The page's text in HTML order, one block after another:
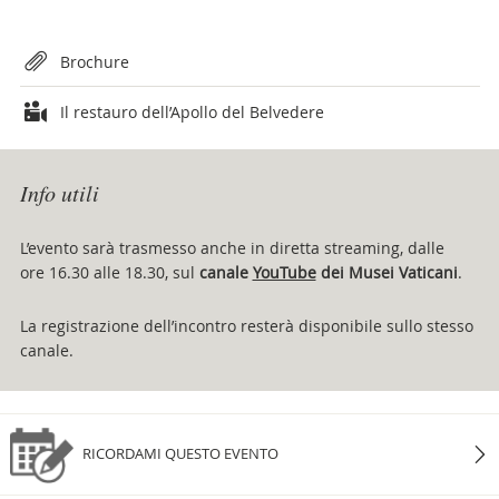
Attachments
Brochure
Il restauro dell’Apollo del Belvedere
Info utili
L’evento sarà trasmesso anche in diretta streaming, dalle
ore 16.30 alle 18.30, sul canale YouTubedei Musei Vaticani.
La registrazione dell’incontro resterà disponibile sullo stesso
canale.
RICORDAMI QUESTO EVENTO